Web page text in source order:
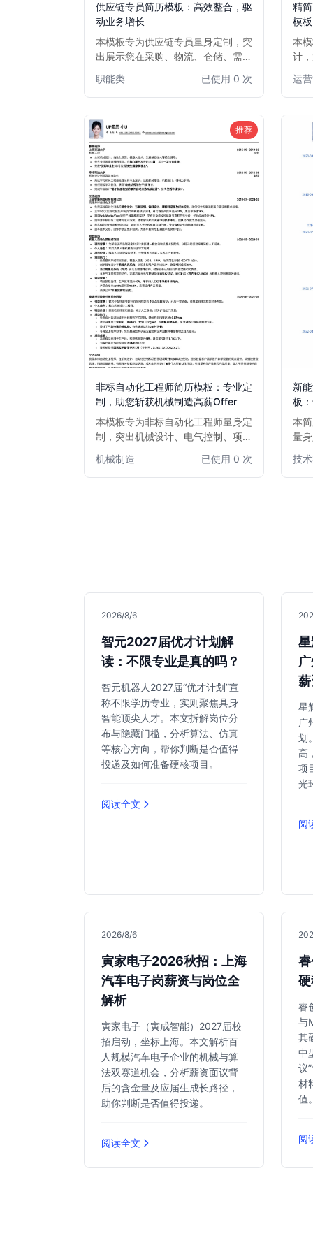
供应链专员简历模板：高效整合，驱
动业务增长
本模板专为供应链专员量身定制，突
出展示您在采购、物流、仓储、需求
模板结构清晰，重点突出数据分析、
成本优化和效率提升的成果，助您在
竞争激烈的供应链领域脱颖而出，获
得理想职位。
职能类 已使用 0 次
精
模
本
计
有
理
目
助
运
推荐
非标自动化工程师简历模板：专业定
制，助您斩获机械制造高薪Offer
本模板专为非标自动化工程师量身定
制，突出机械设计、电气控制、项目
版，强调项目经验和实际成果，助您
在机械制造、自动化设备等行业脱颖
机械制造 已使用 0 次
新
板
本
量
内
专
技
2026/8/6
智元2027届优才计划解
读：不限专业是真的吗？
智元机器人2027届“优才计划”宣
称不限学历专业，实则聚焦具身
智能顶尖人才。本文拆解岗位分
布与隐藏门槛，分析算法、仿真
等核心方向，帮你判断是否值得
投递及如何准备硬核项目。
阅读全文
星
广
划
高
项
光
阅
2026/8/6
寅家电子2026秋招：上海
汽车电子岗薪资与岗位全
解析
寅家电子（寅成智能）2027届校
招启动，坐标上海。本文解析百
人规模汽车电子企业的机械与算
法双赛道机会，分析薪资面议背
后的含金量及应届生成长路径，
助你判断是否值得投递。
阅读全文
睿
与
其
中
议
材
值
阅